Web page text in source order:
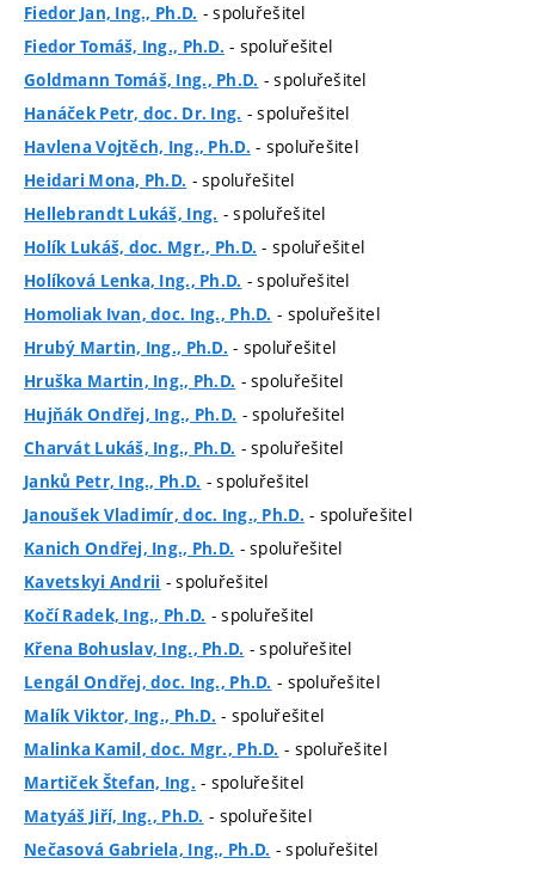
Fiedor Jan, Ing., Ph.D. - spoluřešitel
Fiedor Tomáš, Ing., Ph.D. - spoluřešitel
Goldmann Tomáš, Ing., Ph.D. - spoluřešitel
Hanáček Petr, doc. Dr. Ing. - spoluřešitel
Havlena Vojtěch, Ing., Ph.D. - spoluřešitel
Heidari Mona, Ph.D. - spoluřešitel
Hellebrandt Lukáš, Ing. - spoluřešitel
Holík Lukáš, doc. Mgr., Ph.D. - spoluřešitel
Holíková Lenka, Ing., Ph.D. - spoluřešitel
Homoliak Ivan, doc. Ing., Ph.D. - spoluřešitel
Hrubý Martin, Ing., Ph.D. - spoluřešitel
Hruška Martin, Ing., Ph.D. - spoluřešitel
Hujňák Ondřej, Ing., Ph.D. - spoluřešitel
Charvát Lukáš, Ing., Ph.D. - spoluřešitel
Janků Petr, Ing., Ph.D. - spoluřešitel
Janoušek Vladimír, doc. Ing., Ph.D. - spoluřešitel
Kanich Ondřej, Ing., Ph.D. - spoluřešitel
Kavetskyi Andrii - spoluřešitel
Kočí Radek, Ing., Ph.D. - spoluřešitel
Křena Bohuslav, Ing., Ph.D. - spoluřešitel
Lengál Ondřej, doc. Ing., Ph.D. - spoluřešitel
Malík Viktor, Ing., Ph.D. - spoluřešitel
Malinka Kamil, doc. Mgr., Ph.D. - spoluřešitel
Martiček Štefan, Ing. - spoluřešitel
Matyáš Jiří, Ing., Ph.D. - spoluřešitel
Nečasová Gabriela, Ing., Ph.D. - spoluřešitel